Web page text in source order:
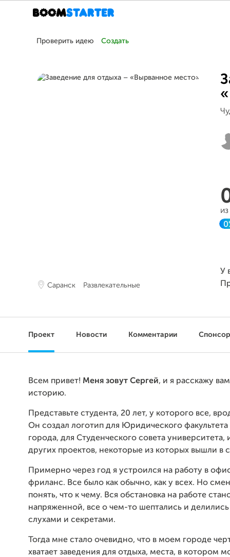
Проверить идею Создать
Саранск Развлекательные
У
Проект Новости Комментарии
Всем привет! Меня зовут Сергей, и я расскажу
историю.
Представьте студента, 20 лет, у которого все,
Он создал логотип для Юридического факультета
города, для Студенческого совета университета,
других проектов, некоторые из которых вышли в
Примерно через год я устроился на работу в
фриланс. Все было как обычно, как у всех. Но
понять, что к чему. Вся обстановка на работе
напряженной, все о чем-то шептались и
слухами и секретами.
Тогда мне стало очевидно, что в моем городе
хватает заведения для отдыха, места, в котором